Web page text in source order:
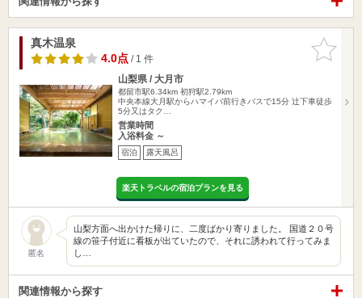
お気に入
りに追加
真木温泉
4.0点/ 1 件
山梨県 / 大月市
都留市駅6.34km 初狩駅2.79km
中央本線大月駅からハマイバ前行きバスで15分 辻下車徒歩
5分又はタク…
営業時間
入浴料金 ～
宿泊 露天風呂
楽天トラベルの宿泊プランを見る
匿名
山梨方面へ出かけた帰りに、二度ばかり寄りました。 国道２０号
線の笹子付近に看板が出ていたので、それに誘われて行ってみま
し…
関連情報から探す